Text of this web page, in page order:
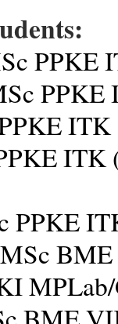
PPKE
ITK
ITK
PPKE